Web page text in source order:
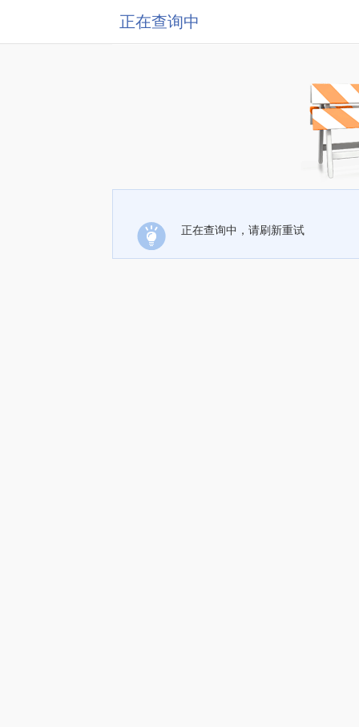
正在查询中
正在查询中，请刷新重试